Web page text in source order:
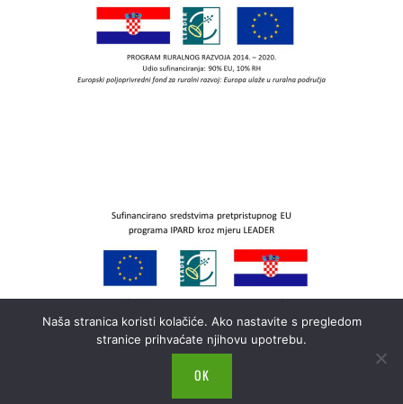
Naša stranica koristi kolačiće. Ako nastavite s pregledom
stranice prihvaćate njihovu upotrebu.
OK